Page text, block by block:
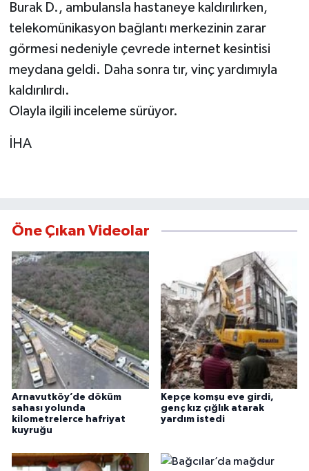
Burak D., ambulansla hastaneye kaldırılırken,
telekomünikasyon bağlantı merkezinin zarar
görmesi nedeniyle çevrede internet kesintisi
meydana geldi. Daha sonra tır, vinç yardımıyla
kaldırılırdı.
Olayla ilgili inceleme sürüyor.
İHA
Öne Çıkan Videolar
Arnavutköy’de döküm
sahası yolunda
kilometrelerce hafriyat
kuyruğu
Kepçe komşu eve girdi,
genç kız çığlık atarak
yardım istedi